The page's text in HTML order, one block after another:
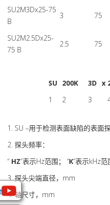
SU2М3Dx25-75
B
3 75
SU2М2.5Dx25-
75 B
2.5 75
SU 200K 3D x
1
2 3
1. SU –用于检测表面缺陷的表面探
2. 探头频率：
“ HZ”表示Hz范围； “К”表示kHz范
3. 探头尖端直径，mm
4. 轴尺寸，mm